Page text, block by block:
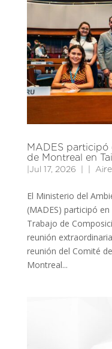
MADES
de Montreal en
Jul 17, 2026 Aire
El Ministerio del
(MADES) participó
Trabajo de
reunión
reunión del Comité
Montreal...